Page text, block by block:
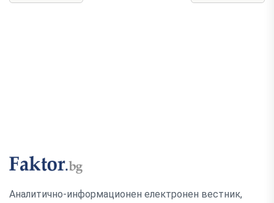
Аналитично-информационен електронен вестник,